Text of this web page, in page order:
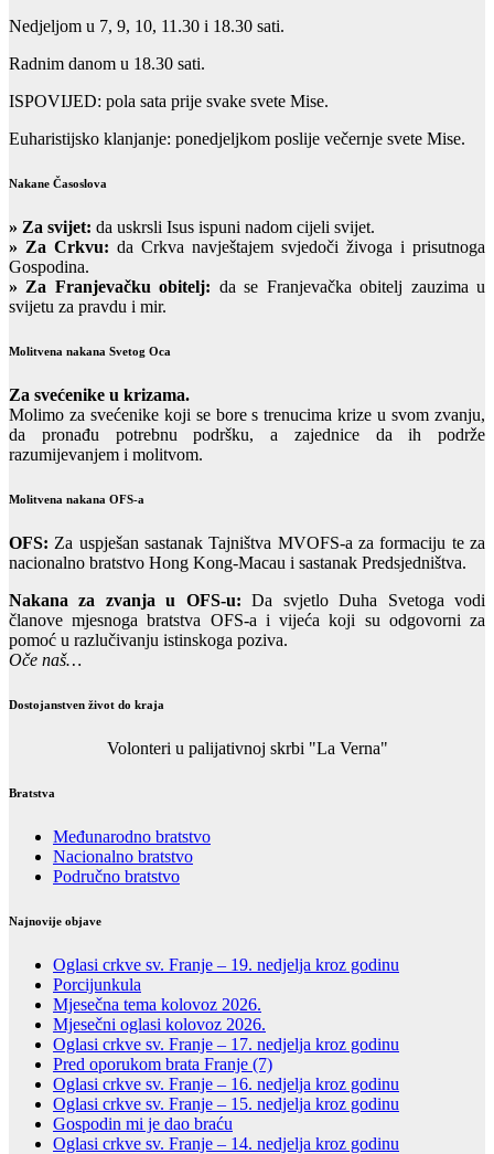
Nedjeljom u 7, 9, 10, 11.30 i 18.30 sati.
Radnim danom u 18.30 sati.
ISPOVIJED: pola sata prije svake svete Mise.
Euharistijsko klanjanje: ponedjeljkom poslije večernje svete Mise.
Nakane Časoslova
» Za svijet: da uskrsli Isus ispuni nadom cijeli svijet.
» Za Crkvu: da Crkva navještajem svjedoči živoga i prisutnoga
Gospodina.
» Za Franjevačku obitelj: da se Franjevačka obitelj zauzima u
svijetu za pravdu i mir.
Molitvena nakana Svetog Oca
Za svećenike u krizama.
Molimo za svećenike koji se bore s trenucima krize u svom zvanju,
da pronađu potrebnu podršku, a zajednice da ih podrže
razumijevanjem i molitvom.
Molitvena nakana OFS-a
OFS: Za uspješan sastanak Tajništva MVOFS-a za formaciju te za
nacionalno bratstvo Hong Kong-Macau i sastanak Predsjedništva.
Nakana za zvanja u OFS-u: Da svjetlo Duha Svetoga vodi
članove mjesnoga bratstva OFS-a i vijeća koji su odgovorni za
pomoć u razlučivanju istinskoga poziva.
Oče naš…
Dostojanstven život do kraja
Volonteri u palijativnoj skrbi "La Verna"
Bratstva
Međunarodno bratstvo
Nacionalno bratstvo
Područno bratstvo
Najnovije objave
Oglasi crkve sv. Franje – 19. nedjelja kroz godinu
Porcijunkula
Mjesečna tema kolovoz 2026.
Mjesečni oglasi kolovoz 2026.
Oglasi crkve sv. Franje – 17. nedjelja kroz godinu
Pred oporukom brata Franje (7)
Oglasi crkve sv. Franje – 16. nedjelja kroz godinu
Oglasi crkve sv. Franje – 15. nedjelja kroz godinu
Gospodin mi je dao braću
Oglasi crkve sv. Franje – 14. nedjelja kroz godinu